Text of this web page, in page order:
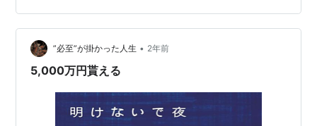
ル、 週40時間で月収4,160ドル。 ラーメンで、18ドル。
餃子つけたら、25ドルで、4,000円近い。 日本なら、
1300円くらいで食べられるから、3倍。 逆に考えたら、
アメリカ人は、日本では、400円感覚で 定…
”必至”が掛かった人生 • 2年前
5,000万円貰える